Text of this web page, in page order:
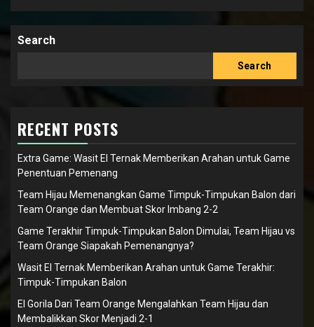
Search
Search
RECENT POSTS
Extra Game: Wasit El Ternak Memberikan Arahan untuk Game
Penentuan Pemenang
Team Hijau Memenangkan Game Timpuk-Timpukan Balon dari
Team Orange dan Membuat Skor Imbang 2-2
Game Terakhir Timpuk-Timpukan Balon Dimulai, Team Hijau vs
Team Orange Siapakah Pemenangnya?
Wasit El Ternak Memberikan Arahan untuk Game Terakhir:
Timpuk-Timpukan Balon
El Gorila Dari Team Orange Mengalahkan Team Hijau dan
Membalikkan Skor Menjadi 2-1